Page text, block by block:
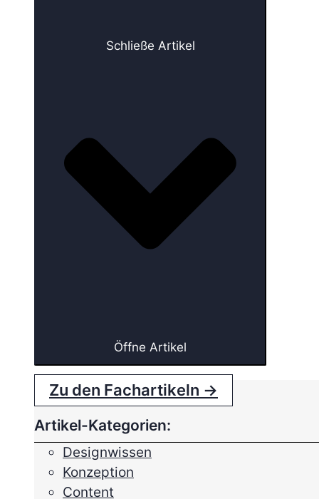
Schließe Artikel
Öffne Artikel
Zu den Fachartikeln →
Artikel-Kategorien:
Designwissen
Konzeption
Content